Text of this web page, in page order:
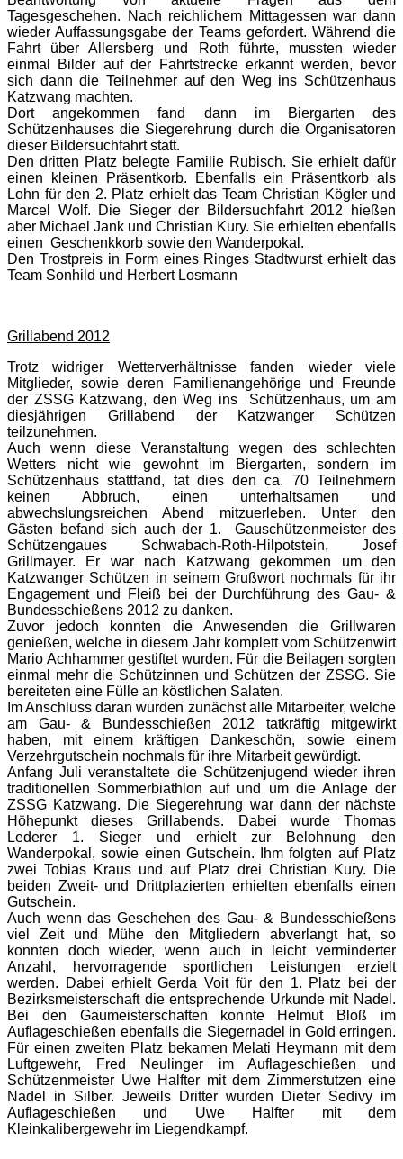
Tagesgeschehen. Nach reichlichem Mittagessen war dann
wieder Auffassungsgabe der Teams gefordert. Während die
Fahrt über Allersberg und Roth führte, mussten wieder
einmal Bilder auf der Fahrtstrecke erkannt werden, bevor
sich dann die Teilnehmer auf den Weg ins Schützenhaus
Katzwang machten.
Dort angekommen fand dann im Biergarten des
Schützenhauses die Siegerehrung durch die Organisatoren
dieser Bildersuchfahrt statt.
Den dritten Platz belegte Familie Rubisch. Sie erhielt dafür
einen kleinen Präsentkorb. Ebenfalls ein Präsentkorb als
Lohn für den 2. Platz erhielt das Team Christian Kögler und
Marcel Wolf. Die Sieger der Bildersuchfahrt 2012 hießen
aber Michael Jank und Christian Kury. Sie erhielten ebenfalls
einen Geschenkkorb sowie den Wanderpokal.
Den Trostpreis in Form eines Ringes Stadtwurst erhielt das
Team Sonhild und Herbert Losmann
Grillabend 2012
Trotz widriger Wetterverhältnisse fanden wieder viele
Mitglieder, sowie deren Familienangehörige und Freunde
der ZSSG Katzwang, den Weg ins Schützenhaus, um am
diesjährigen Grillabend der Katzwanger Schützen
teilzunehmen.
Auch wenn diese Veranstaltung wegen des schlechten
Wetters nicht wie gewohnt im Biergarten, sondern im
Schützenhaus stattfand, tat dies den ca. 70 Teilnehmern
keinen Abbruch, einen unterhaltsamen und
abwechslungsreichen Abend mitzuerleben. Unter den
Gästen befand sich auch der 1. Gauschützenmeister des
Schützengaues Schwabach-Roth-Hilpotstein, Josef
Grillmayer. Er war nach Katzwang gekommen um den
Katzwanger Schützen in seinem Grußwort nochmals für ihr
Engagement und Fleiß bei der Durchführung des Gau- &
Bundesschießens 2012 zu danken.
Zuvor jedoch konnten die Anwesenden die Grillwaren
genießen, welche in diesem Jahr komplett vom Schützenwirt
Mario Achhammer gestiftet wurden. Für die Beilagen sorgten
einmal mehr die Schützinnen und Schützen der ZSSG. Sie
bereiteten eine Fülle an köstlichen Salaten.
Im Anschluss daran wurden zunächst alle Mitarbeiter, welche
am Gau- & Bundesschießen 2012 tatkräftig mitgewirkt
haben, mit einem kräftigen Dankeschön, sowie einem
Verzehrgutschein nochmals für ihre Mitarbeit gewürdigt.
Anfang Juli veranstaltete die Schützenjugend wieder ihren
traditionellen Sommerbiathlon auf und um die Anlage der
ZSSG Katzwang. Die Siegerehrung war dann der nächste
Höhepunkt dieses Grillabends. Dabei wurde Thomas
Lederer 1. Sieger und erhielt zur Belohnung den
Wanderpokal, sowie einen Gutschein. Ihm folgten auf Platz
zwei Tobias Kraus und auf Platz drei Christian Kury. Die
beiden Zweit- und Drittplazierten erhielten ebenfalls einen
Gutschein.
Auch wenn das Geschehen des Gau- & Bundesschießens
viel Zeit und Mühe den Mitgliedern abverlangt hat, so
konnten doch wieder, wenn auch in leicht verminderter
Anzahl, hervorragende sportlichen Leistungen erzielt
werden. Dabei erhielt Gerda Voit für den 1. Platz bei der
Bezirksmeisterschaft die entsprechende Urkunde mit Nadel.
Bei den Gaumeisterschaften konnte Helmut Bloß im
Auflageschießen ebenfalls die Siegernadel in Gold erringen.
Für einen zweiten Platz bekamen Melati Heymann mit dem
Luftgewehr, Fred Neulinger im Auflageschießen und
Schützenmeister Uwe Halfter mit dem Zimmerstutzen eine
Nadel in Silber. Jeweils Dritter wurden Dieter Sedivy im
Auflageschießen und Uwe Halfter mit dem
Kleinkalibergewehr im Liegendkampf.